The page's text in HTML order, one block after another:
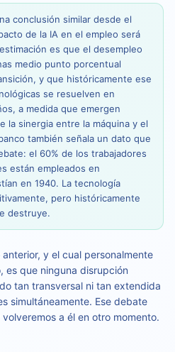
conclusión similar desde el
de la IA en el empleo será
es que el desempleo
medio punto porcentual
y que históricamente ese
se resuelven en
a medida que emergen
la sinergia entre la máquina y el
también señala un dato que
el 60% de los trabajadores
están empleados en
en 1940. La tecnología
pero históricamente
destruye.
y el cual personalmente
es que ninguna disrupción
tan transversal ni tan extendida
simultáneamente. Ese debate
a él en otro momento.